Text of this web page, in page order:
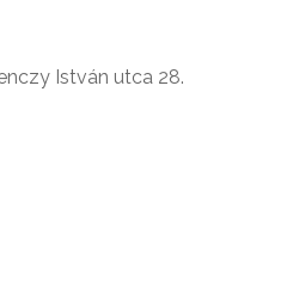
István utca 28.